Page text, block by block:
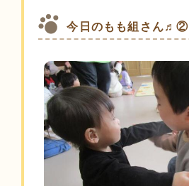
今日のもも組さん♬②